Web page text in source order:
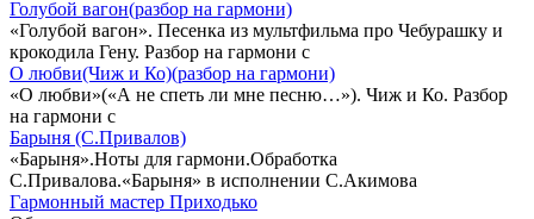
Голубой вагон(разбор на гармони)
«Голубой вагон». Песенка из мультфильма про Чебурашку и
крокодила Гену. Разбор на гармони с
О любви(Чиж и Ко)(разбор на гармони)
«О любви»(«А не спеть ли мне песню…»). Чиж и Ко. Разбор
на гармони с
Барыня (С.Привалов)
«Барыня».Ноты для гармони.Обработка
С.Привалова.«Барыня» в исполнении С.Акимова
Гармонный мастер Приходько